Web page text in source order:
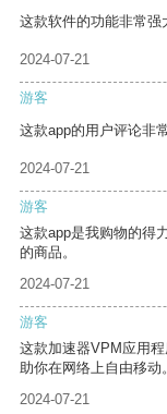
这款软件的功能非常强
2024-07-21
游客
这款app的用户评论非
2024-07-21
游客
这款app是我购物的得
的商品。
2024-07-21
游客
这款加速器VPM应用
助你在网络上自由移动。
2024-07-21